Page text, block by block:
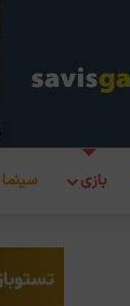
بازی سینما